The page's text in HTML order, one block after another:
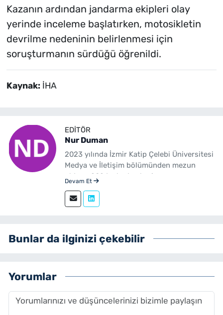
Kazanın ardından jandarma ekipleri olay
yerinde inceleme başlatırken, motosikletin
devrilme nedeninin belirlenmesi için
soruşturmanın sürdüğü öğrenildi.
Kaynak: İHA
EDITÖR
Nur Duman
2023 yılında İzmir Katip Çelebi Üniversitesi
Medya ve İletişim bölümünden mezun
oldum. 2024 yılından beri
olarak çalışmaktayım.
Devam Et
Bunlar da ilginizi çekebilir
Yorumlar